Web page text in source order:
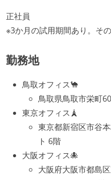
正社員
※3か月の試用期間あり。そ
勤務地
鳥取オフィス🐪
鳥取県鳥取市栄町
東京オフィス🗼
東京都新宿区市谷
ト 6階
大阪オフィス🐙
大阪府大阪市都島